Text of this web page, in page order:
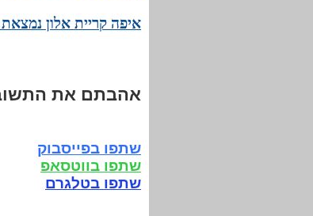
איפה קריית אלון
אהבתם את
שתפו בפייסבוק
שתפו בווטסאפ
שתפו בטלגרם